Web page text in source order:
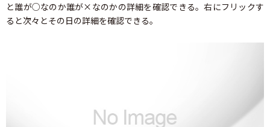
と誰が○なのか誰が×なのかの詳細を確認できる。右にフリックす
ると次々とその日の詳細を確認できる。